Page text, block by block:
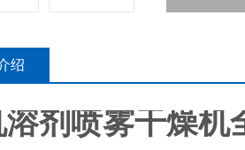
绍
剂喷雾干燥机